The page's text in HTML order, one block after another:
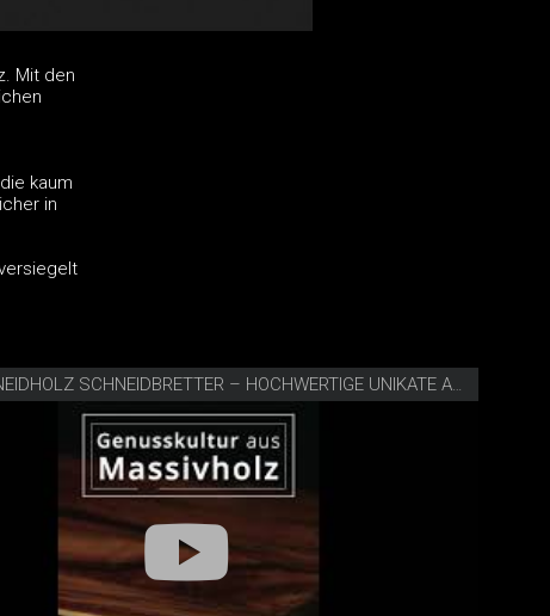
Mit den
kaum
in